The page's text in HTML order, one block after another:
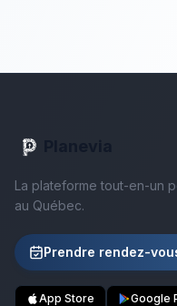
La plateforme tout-en-un
au Québec.
Prendre rendez-
App Store Google